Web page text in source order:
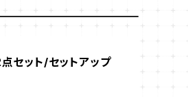
セット/セットアップ